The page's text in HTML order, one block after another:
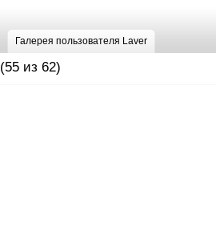
Галерея пользователя Laver
(55 из 62)